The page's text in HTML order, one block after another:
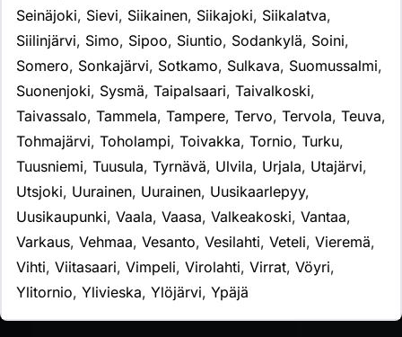
Seinäjoki, Sievi, Siikainen, Siikajoki, Siikalatva,
Siilinjärvi, Simo, Sipoo, Siuntio, Sodankylä, Soini,
Somero, Sonkajärvi, Sotkamo, Sulkava, Suomussalmi,
Suonenjoki, Sysmä, Taipalsaari, Taivalkoski,
Taivassalo, Tammela, Tampere, Tervo, Tervola, Teuva,
Tohmajärvi, Toholampi, Toivakka, Tornio, Turku,
Tuusniemi, Tuusula, Tyrnävä, Ulvila, Urjala, Utajärvi,
Utsjoki, Uurainen, Uurainen, Uusikaarlepyy,
Uusikaupunki, Vaala, Vaasa, Valkeakoski, Vantaa,
Varkaus, Vehmaa, Vesanto, Vesilahti, Veteli, Vieremä,
Vihti, Viitasaari, Vimpeli, Virolahti, Virrat, Vöyri,
Ylitornio, Ylivieska, Ylöjärvi, Ypäjä